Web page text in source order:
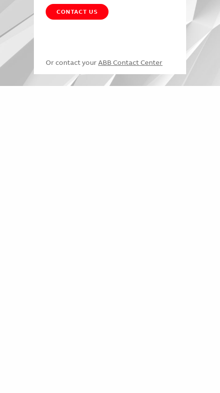
CONTACT US
Or contact your ABB Contact Center